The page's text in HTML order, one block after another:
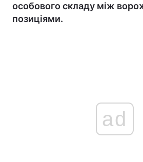
особового складу між
позиціями.
ad